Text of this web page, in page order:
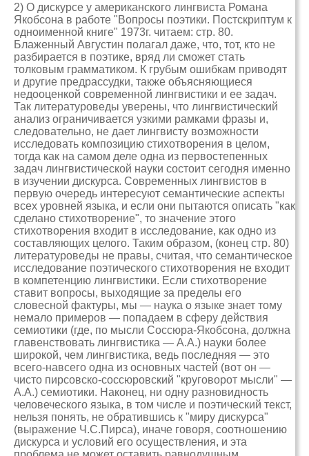
2) О дискурсе у американского лингвиста Романа
Якобсона в работе "Вопросы поэтики. Постскриптум к
одноименной книге" 1973г. читаем: стр. 80.
Блаженный Августин полагал даже, что, тот, кто не
разбирается в поэтике, вряд ли сможет стать
толковым грамматиком. К грубым ошибкам приводят
и другие предрассудки, также объясняющиеся
недооценкой современной лингвистики и ее задач.
Так литературоведы уверены, что лингвистический
анализ ограничивается узкими рамками фразы и,
следовательно, не дает лингвисту возможности
исследовать композицию стихотворения в целом,
тогда как на самом деле одна из первостепенных
задач лингвистической науки состоит сегодня именно
в изучении дискурса. Современных лингвистов в
первую очередь интересуют семантические аспекты
всех уровней языка, и если они пытаются описать "как
сделано стихотворение", то значение этого
стихотворения входит в исследование, как одно из
составляющих целого. Таким образом, (конец стр. 80)
литературоведы не правы, считая, что семантическое
исследование поэтического стихотворения не входит
в компетенцию лингвистики. Если стихотворение
ставит вопросы, выходящие за пределы его
словесной фактуры, мы — наука о языке знает тому
немало примеров — попадаем в сферу действия
семиотики (где, по мысли Соссюра-Якобсона, должна
главенствовать лингвистика — А.А.) науки более
широкой, чем лингвистика, ведь последняя — это
всего-навсего одна из основных частей (вот он —
чисто пирсовско-соссюровский "круговорот мысли" —
А.А.) семиотики. Наконец, ни одну разновидность
человеческого языка, в том числе и поэтический текст,
нельзя понять, не обратившись к "миру дискурса"
(выражение Ч.С.Пирса), иначе говоря, соотношению
дискурса и условий его осуществления, и эта